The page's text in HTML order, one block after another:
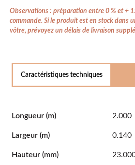
Observations : préparation entre 0 % et +
commande. Si le produit est en stock dans
vôtre, prévoyez un délais de livraison
Caractéristiques techniques
Longueur (m) 2.000
Largeur (m) 0.140
Hauteur (mm)